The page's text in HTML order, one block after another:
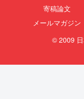
寄稿論文
メールマガジン
© 2009